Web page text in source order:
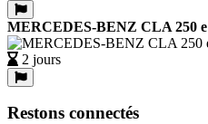
MERCEDES-BENZ CLA 250 e
2 jours
Restons connectés